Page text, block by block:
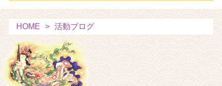
HOME 活動ブログ